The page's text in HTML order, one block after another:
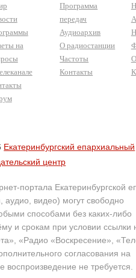
на
Программа
передач
Аудиоархив
О радиостанции
Частоты
Контакты
Екатеринбургский епархиальный
центр
портала Екатеринбургской
аудио, видео) могут свободно
способами без каких-либо
и срокам при условии ссылки
«Радио «Воскресение»,
согласования на
воспроизведение не требуется.